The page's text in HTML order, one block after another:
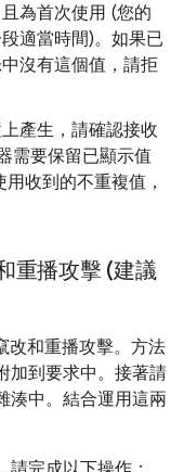
為首次使用 (您的
適當時間)。如果已
沒有這個值，請拒
產生，請確認接收
需要保留已顯示值
收到的不重複值，
重播攻擊 (建議
改和重播攻擊。方法
加到要求中。接著請
湊中。結合運用這兩